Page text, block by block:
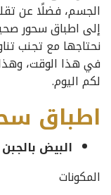
الجسم، فضلًا عن
إلى اطباق سحور
نحتاجها مع تجنب
في هذا الوقت،
لكم اليوم.
اطباق
البيض بالجبن
المكونات